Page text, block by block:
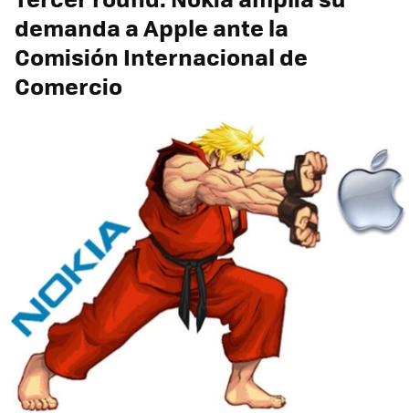
demanda a Apple ante la
Comisión Internacional de
Comercio